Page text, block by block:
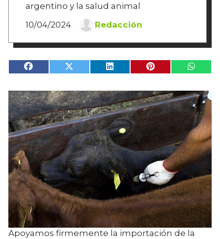
argentino y la salud animal
10/04/2024
Redacción
Apoyamos firmemente la importación de la